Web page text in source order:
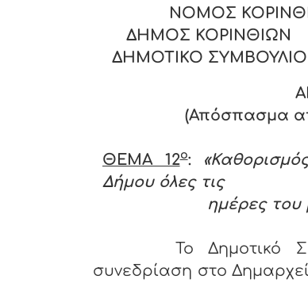
ΝΟΜΟΣ
ΔΗΜΟΣ ΚΟΡΙΝΘΙΩΝ
ΔΗΜΟΤΙΚΟ ΣΥΜΒΟΥΛΙΟ
(Απόσπασμα
ΘΕΜΑ 12ο:
Δήμου όλες τις
ημέρες του
Το Δημοτικό
συνεδρίαση στο